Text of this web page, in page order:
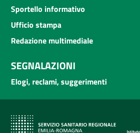
Sportello informativo
Ufficio stampa
Redazione multimediale
SEGNALAZIONI
Elogi, reclami, suggerimenti